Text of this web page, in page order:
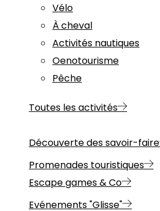
Vélo
À cheval
Activités nautiques
Oenotourisme
Pêche
Toutes les activités
Découverte des savoir-faire
Promenades touristiques
Escape games & Co
Evénements "Glisse"